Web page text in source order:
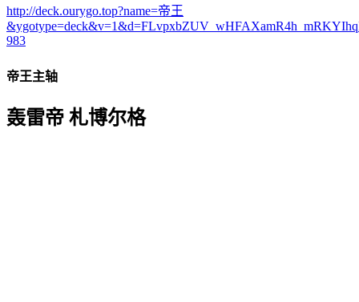
http://deck.ourygo.top?name=帝王
983
帝王主轴
轰雷帝 札博尔格